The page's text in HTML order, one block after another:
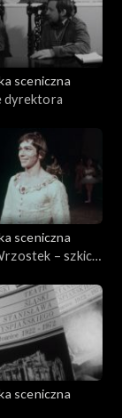
sceniczna
dyrektora
sceniczna
– szkic
sceniczna